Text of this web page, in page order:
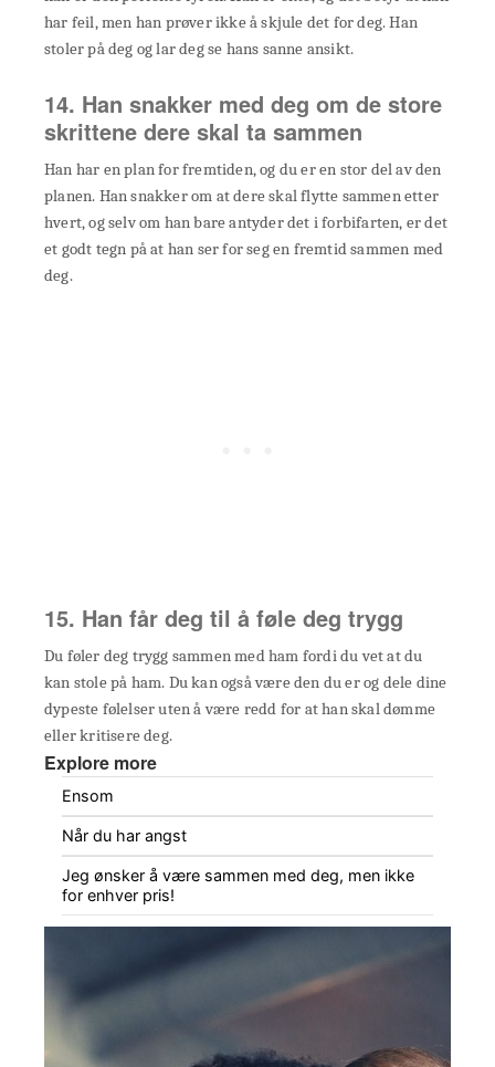
har feil, men han prøver ikke å skjule det for deg. Han
stoler på deg og lar deg se hans sanne ansikt.
14. Han snakker med deg om de store
skrittene dere skal ta sammen
Han har en plan for fremtiden, og du er en stor del av den
planen. Han snakker om at dere skal flytte sammen etter
hvert, og selv om han bare antyder det i forbifarten, er det
et godt tegn på at han ser for seg en fremtid sammen med
deg.
15. Han får deg til å føle deg trygg
Du føler deg trygg sammen med ham fordi du vet at du
kan stole på ham. Du kan også være den du er og dele dine
dypeste følelser uten å være redd for at han skal dømme
eller kritisere deg.
Explore more
Ensom
Når du har angst
Jeg ønsker å være sammen med deg, men ikke
for enhver pris!